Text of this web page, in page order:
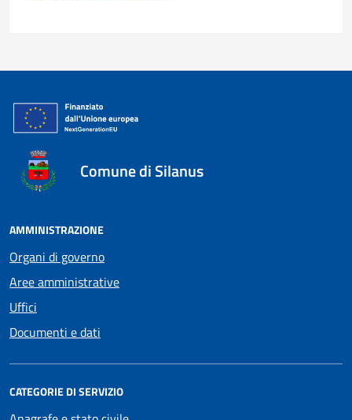
Comune di Silanus
AMMINISTRAZIONE
Organi di governo
Aree amministrative
Uffici
Documenti e dati
CATEGORIE DI SERVIZIO